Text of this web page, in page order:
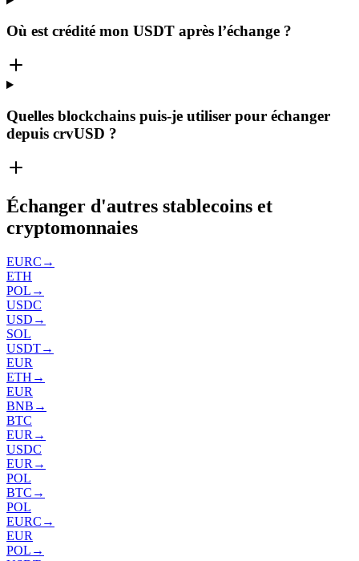
Où est crédité mon USDT après l’échange ?
Quelles blockchains puis-je utiliser pour échanger
depuis crvUSD ?
Échanger d'autres stablecoins et
cryptomonnaies
EURC →
ETH
POL →
USDC
USD →
SOL
USDT→
EUR
ETH →
EUR
BNB →
BTC
EUR →
USDC
EUR →
POL
BTC →
POL
EURC →
EUR
POL →